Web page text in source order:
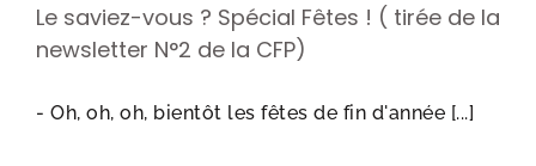
Le saviez-vous ? Spécial Fêtes ! ( tirée de la
newsletter N°2 de la CFP)
- Oh, oh, oh, bientôt les fêtes de fin d'année [...]